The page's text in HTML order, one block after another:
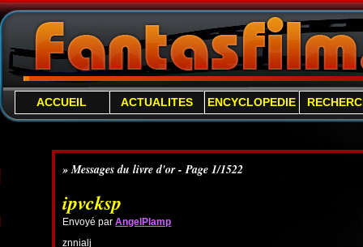
ACCUEIL ACTUALITES ENCYCLOPEDIE
» Messages du livre d'or - Page 1/1522
ipvcksp
Envoyé parAngelPlamp
znnialj